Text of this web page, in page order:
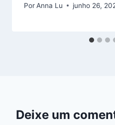
PorAnna Lu junho 26,
Deixe um